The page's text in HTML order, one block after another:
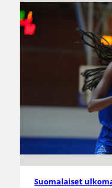
Suomalaiset